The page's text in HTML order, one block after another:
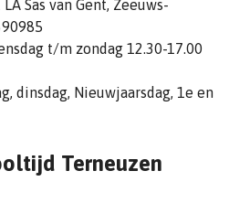
Sas van Gent, Zeeuws-
t/m zondag 12.30-17.00
dinsdag, Nieuwjaarsdag, 1e en
Terneuzen